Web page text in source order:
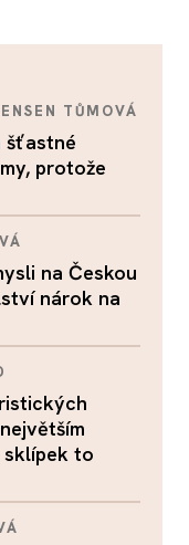
TŮMOVÁ
šťastné
protože
na Českou
nárok na
sklípek to